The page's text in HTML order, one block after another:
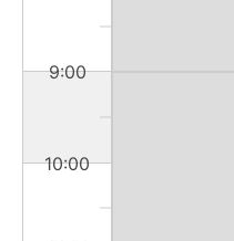
9:00
10:00